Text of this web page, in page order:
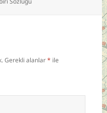
Gerekli alanlar* ile